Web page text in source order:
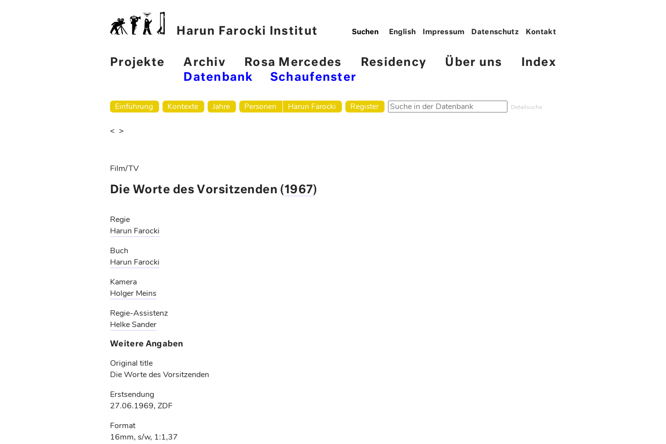
Harun Farocki Institut
Projekte
Archiv
Datenbank
Schaufenster
Rosa Mercedes Residency Über uns Index
English Impressum Datenschutz Kontakt
Einführung Kontexte Jahre Personen Harun Farocki Register Detailsuche
< >
Film/TV
Die Worte des Vorsitzenden (1967)
Regie
Harun Farocki
Buch
Harun Farocki
Kamera
Holger Meins
Regie-Assistenz
Helke Sander
Weitere Angaben
Original title
Die Worte des Vorsitzenden
Erstsendung
27.06.1969, ZDF
Format
16mm, s/w, 1:1,37